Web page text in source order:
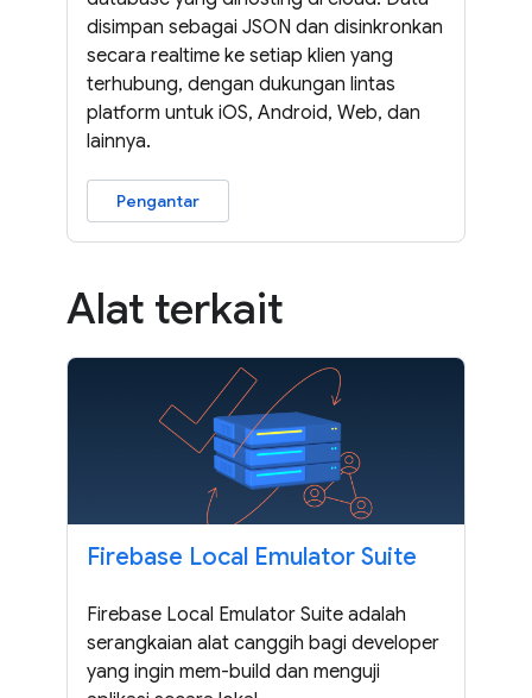
disimpan sebagai JSON dan disinkronkan
secara realtime ke setiap klien yang
terhubung, dengan dukungan lintas
platform untuk iOS, Android, Web, dan
lainnya.
Pengantar
Alat terkait
Firebase Local Emulator Suite
Firebase Local Emulator Suite adalah
serangkaian alat canggih bagi developer
yang ingin mem-build dan menguji